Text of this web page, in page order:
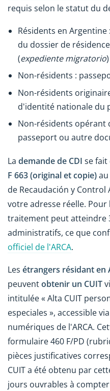
requis selon le statut du
Résidents en
du dossier de
(expediente migratorio)
Non-résidents :
Non-résidents
d'identité nationale du
Non-résidents opérant
passeport ou autre
La demande de CDI se
F 663 (original et copie)au
de Recaudación y
votre adresse réelle.
traitement peut atteindre
administratifs, ce que
officiel de l'ARCA.
Les étrangers résidant en
peuventobtenir un CUIT
intitulée « Alta CUIT
especiales », accessible
numériques de l'ARCA.
formulaire 460 F/PD
pièces justificatives
CUIT a été obtenu par
jours ouvrables à